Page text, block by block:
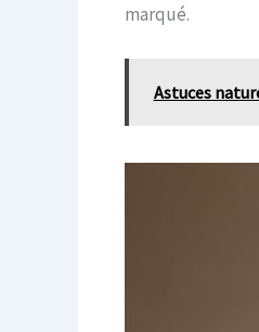
marqué.
Astuces